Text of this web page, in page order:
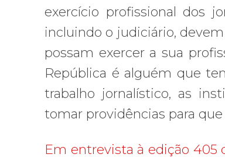
exercício profissional dos
incluindo o judiciário,
possam exercer a sua
República é alguém que
trabalho jornalístico, as
tomar providências para
Em entrevista à edição 405